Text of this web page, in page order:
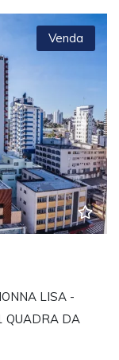
Next
Venda
LISA -
QUADRA DA